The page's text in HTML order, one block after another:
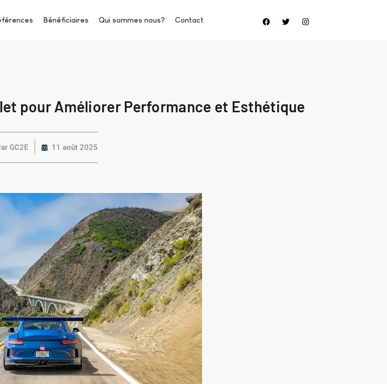
Bénéficiaires Qui sommes nous? Contact
pour Améliorer Performance et Esthétique
GC2E 11 août 2025